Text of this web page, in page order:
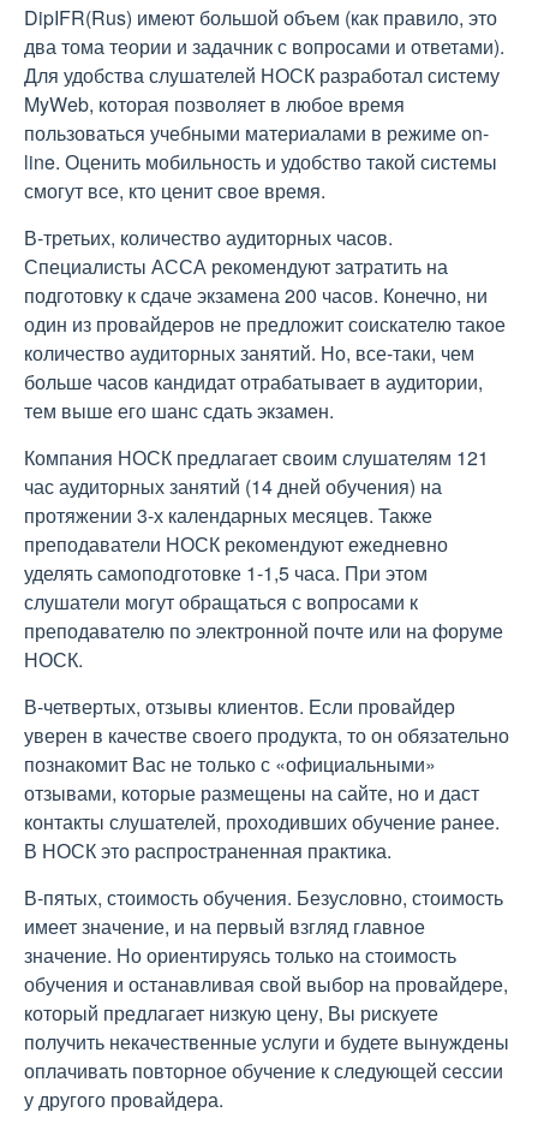
DipIFR(Rus) имеют большой объем (как правило, это
два тома теории и задачник с вопросами и ответами).
Для удобства слушателей НОСК разработал систему
MyWeb, которая позволяет в любое время
пользоваться учебными материалами в режиме on-
line. Оценить мобильность и удобство такой системы
смогут все, кто ценит свое время.
В-третьих, количество аудиторных часов.
Специалисты АССА рекомендуют затратить на
подготовку к сдаче экзамена 200 часов. Конечно, ни
один из провайдеров не предложит соискателю такое
количество аудиторных занятий. Но, все-таки, чем
больше часов кандидат отрабатывает в аудитории,
тем выше его шанс сдать экзамен.
Компания НОСК предлагает своим слушателям 121
час аудиторных занятий (14 дней обучения) на
протяжении 3-х календарных месяцев. Также
преподаватели НОСК рекомендуют ежедневно
уделять самоподготовке 1-1,5 часа. При этом
слушатели могут обращаться с вопросами к
преподавателю по электронной почте или на форуме
НОСК.
В-четвертых, отзывы клиентов. Если провайдер
уверен в качестве своего продукта, то он обязательно
познакомит Вас не только с «официальными»
отзывами, которые размещены на сайте, но и даст
контакты слушателей, проходивших обучение ранее.
В НОСК это распространенная практика.
В-пятых, стоимость обучения. Безусловно, стоимость
имеет значение, и на первый взгляд главное
значение. Но ориентируясь только на стоимость
обучения и останавливая свой выбор на провайдере,
который предлагает низкую цену, Вы рискуете
получить некачественные услуги и будете вынуждены
оплачивать повторное обучение к следующей сессии
у другого провайдера.